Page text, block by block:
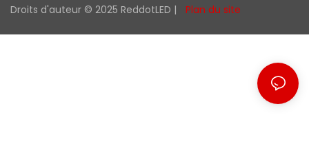
Droits d'auteur © 2025 ReddotLED | Plan du site